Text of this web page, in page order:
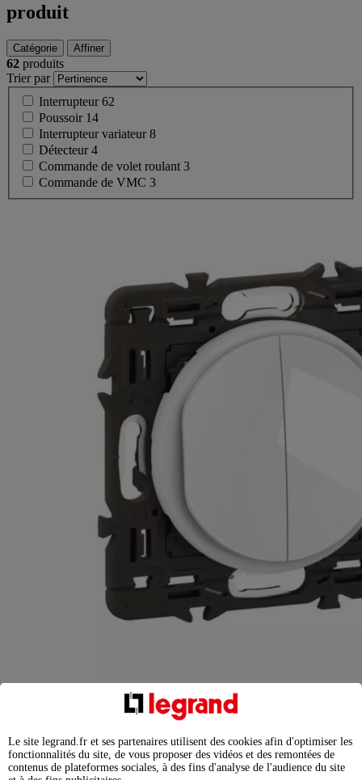
produit
Catégorie Affiner
62 produits
Trier par
Interrupteur62
Poussoir 14
Interrupteur variateur8
Détecteur4
Commande de volet roulant 3
Commande de VMC 3
Interrupteur ou va-et-vient et poussoir Céliane -
Blanc avec support, à équiper d'une plaque
33,69
Le site legrand.fr et ses partenaires utilisent des cookies afin d'optimiser les
fonctionnalités du site, de vous proposer des vidéos et des remontées de
contenus de plateformes sociales, à des fins d'analyse de l'audience du site